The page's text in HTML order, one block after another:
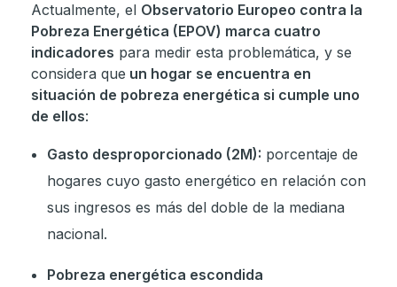
Actualmente, el Observatorio Europeo contra la
Pobreza Energética (EPOV) marca cuatro
indicadores para medir esta problemática, y se
considera que un hogar se encuentra en
situación de pobreza energética si cumple uno
de ellos:
Gasto desproporcionado (2M): porcentaje de
hogares cuyo gasto energético en relación con
sus ingresos es más del doble de la mediana
nacional.
Pobreza energética escondida